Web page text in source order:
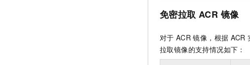
免密拉取 ACR 镜像
对于 ACR 镜像，根据 ACR
拉取镜像的支持情况如下：